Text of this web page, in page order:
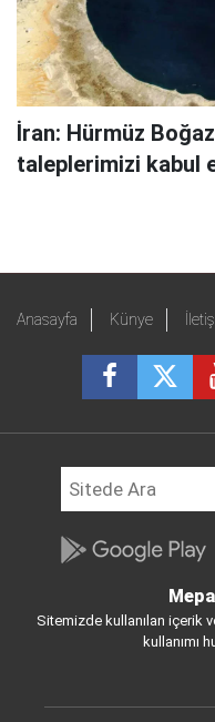
İran: Hürmüz
taleplerimizi kabul
Anasayfa Künye
Sitemizde kullanılan içerik
kullanımı